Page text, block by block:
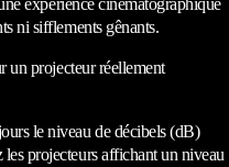
expérience cinématographique
ni sifflements gênants.
un projecteur réellement
le niveau de décibels (dB)
projecteurs affichant un niveau